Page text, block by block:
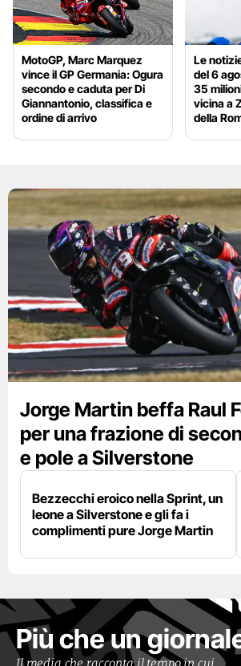
MotoGP, Marc Marquez
vince il GP Germania: Ogura
secondo e caduta per Di
Giannantonio, classifica e
ordine di arrivo
Le
del 6
35
vicina a
della
Jorge Martin beffa Raul
per una frazione di
e pole a Silverstone
Bezzecchi eroico nella Sprint, un
leone a Silverstone e gli fa i
complimenti pure Jorge Martin
Più che un